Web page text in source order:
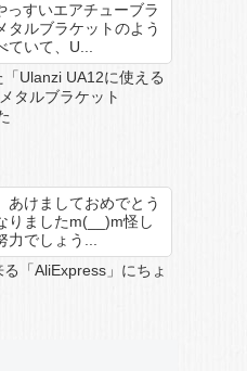
っすいエアチューブラ
タルブラケットのよう
いて、U...
Ulanzi UA12に使える
タルブラケット
あけましておめでとう
りましたm(__)m怪し
でしょう...
「AliExpress」にちょ